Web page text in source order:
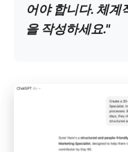
어야 합니다. 체계
을 작성하세요."